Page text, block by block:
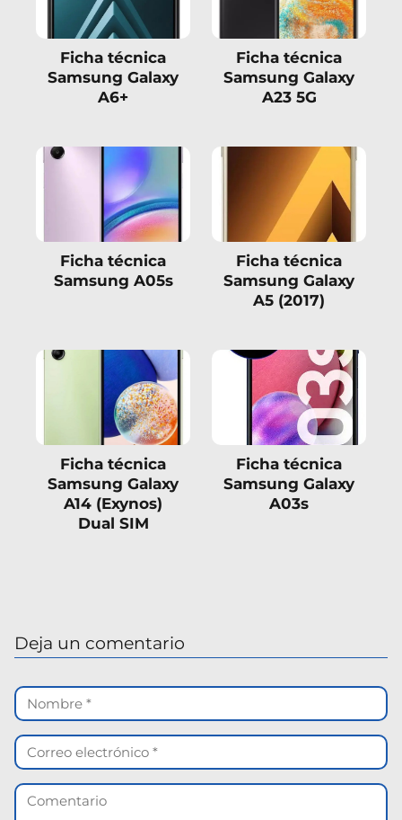
Ficha técnica
Samsung Galaxy
A6+
Ficha técnica
Samsung Galaxy
A23 5G
Ficha técnica
Samsung A05s
Ficha técnica
Samsung Galaxy
A5 (2017)
Ficha técnica
Samsung Galaxy
A14 (Exynos)
Dual SIM
Ficha técnica
Samsung Galaxy
A03s
Deja un comentario